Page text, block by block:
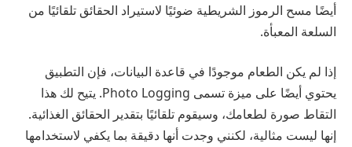
أيضًا مسح الرموز الشريطية ضوئيًا لاستيراد الحقائق تلقائيًا من
السلعة المعبأة.
إذا لم يكن الطعام موجودًا في قاعدة البيانات، فإن التطبيق
يحتوي أيضًا على ميزة تسمى Photo Logging. يتيح لك هذا
التقاط صورة لطعامك، وسيقوم تلقائيًا بتقدير الحقائق الغذائية.
إنها ليست مثالية، لكنني وجدت أنها دقيقة بما يكفي لاستخدامها